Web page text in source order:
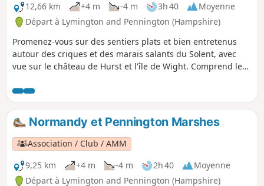
12,66 km
+4 m -4 m 3h 40
Moyenne
Départ à Lymington and Pennington (Hampshire)
Promenez-vous sur des sentiers plats et bien entretenus
autour des criques et des marais salants du Solent, avec
vue sur le château de Hurst et l'île de Wight. Comprend les
Explorez l'un des meilleurs sites d'observation des oiseaux
de la côte sud, sur des sentiers faciles et stabilisés.
Normandy et Pennington Marshes
Association / Club / AMM
9,25 km
+4 m -4 m 2h 40
Moyenne
Départ à Lymington and Pennington (Hampshire)